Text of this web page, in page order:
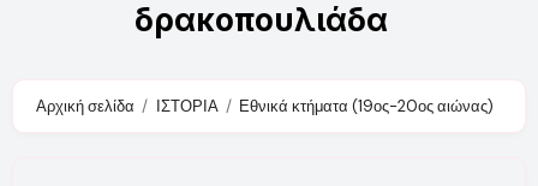
δρακοπουλιάδα
Αρχική σελίδα ΙΣΤΟΡΙΑ Εθνικά κτήματα (19ος-20ος αιώνας)